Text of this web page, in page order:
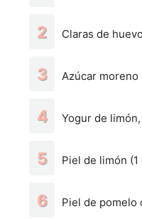
Claras de
Azúcar moreno
Yogur de
Piel de limón (1
Piel de pomelo